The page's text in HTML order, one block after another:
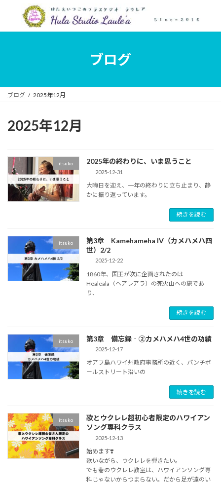
ン
ー
ブログ
ブログ 2025年12月
2025年12月
itsuko 2025年の終わりに、いま思うこと
2025-12-31
大晦日を迎え、一年の終わりに立ち止まり、静
かに振り返っています。
続きを読む
itsuko
第3章 Kamehameha IV（カメハメハ四
世）2/2
2025-12-22
1860年、国王が次に企画されたのは
Healeala（ヘアレアラ）の死火山への旅であ
り、
続きを読む
itsuko 第3章 備忘録‐②カメハメハ4世の功績
2025-12-17
オアフ島ハワイ州政府事務所の近く、パンチボ
ールストリート沿いの
続きを読む
itsuko
歌とウクレレ超初心者限定のハワイアン
ソング専科クラス
2025-12-13
始めます❣️
歌いながら、ウクレレを弾きたい。
でも巷のウクレレ教室は、ハワイアンソング専
科じゃないからつまらない。だから足が遠のい